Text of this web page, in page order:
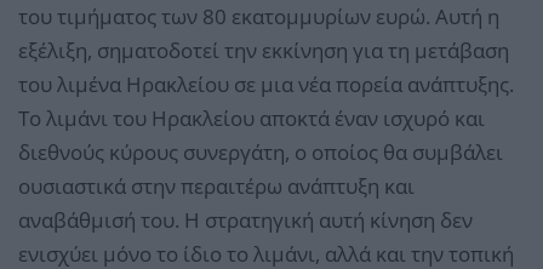
του τιμήματος των 80 εκατομμυρίων ευρώ. Αυτή η
εξέλιξη, σηματοδοτεί την εκκίνηση για τη μετάβαση
του λιμένα Ηρακλείου σε μια νέα πορεία ανάπτυξης.
Το λιμάνι του Ηρακλείου αποκτά έναν ισχυρό και
διεθνούς κύρους συνεργάτη, ο οποίος θα συμβάλει
ουσιαστικά στην περαιτέρω ανάπτυξη και
αναβάθμισή του. Η στρατηγική αυτή κίνηση δεν
ενισχύει μόνο το ίδιο το λιμάνι, αλλά και την τοπική